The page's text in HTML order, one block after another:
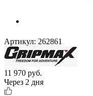
Артикул: 262861
11 970 руб.
Через 2 дня